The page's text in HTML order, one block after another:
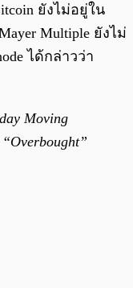
ยังไม่อยู่ใน
Multiple ยังไม่
ได้กล่าวว่า
Moving